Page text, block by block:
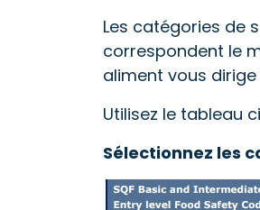
Les catégories de
correspondent le
aliment vous
Utilisez le tableau
Sélectionnez les